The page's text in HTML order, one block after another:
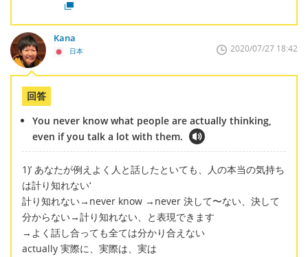
Kana
日本 2020/07/27 18:42
回答
You never know what people are actually thinking,
even if you talk a lot with them.
1)’ あなたが例えよく人と話したといても、人の本当の気持ち
は計り知れない‘
計り知れない→never know →never 決して〜ない、決して
分からない→計り知れない、と表現できます
→よく話し合っても全ては分かり合えない
actually 実際に、実際は、実は